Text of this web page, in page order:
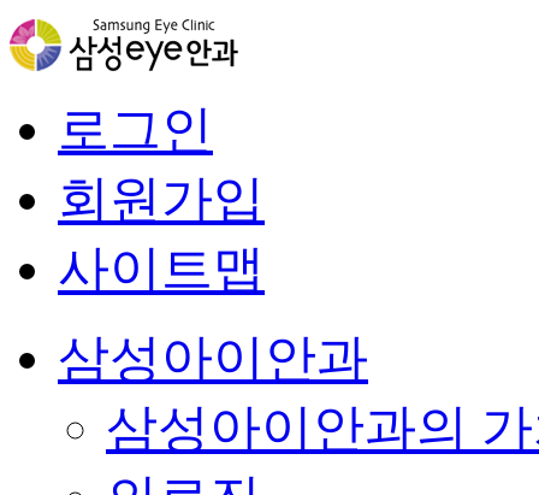
로그인
회원가입
사이트맵
삼성아이안과
삼성아이안과의